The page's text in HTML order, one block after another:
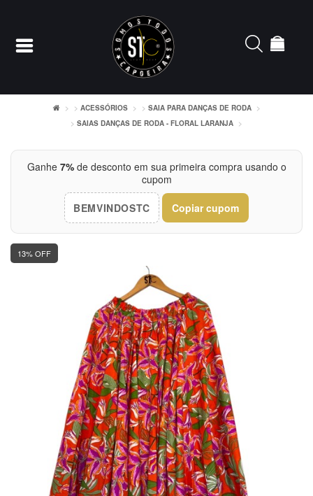
Cadastrar
ACESSÓRIOS
CAMISETERIA
ACESSÓRIOS
SAIA PARA DANÇAS DE RODA
SAIAS DANÇAS DE RODA - FLORAL LARANJA
Ganhe 7%de desconto em sua primeira compra usando o
cupom
BEMVINDOSTC Copiar cupom
13% OFF